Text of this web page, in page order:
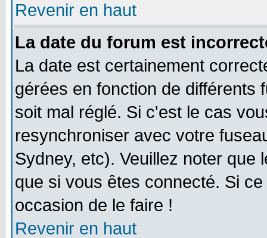
Revenir en haut
La date du forum est
La date est certainement
gérées en fonction de différents
soit mal réglé. Si c'est le cas
resynchroniser avec votre
Sydney, etc). Veuillez noter que
que si vous êtes connecté. Si
occasion de le faire !
Revenir en haut